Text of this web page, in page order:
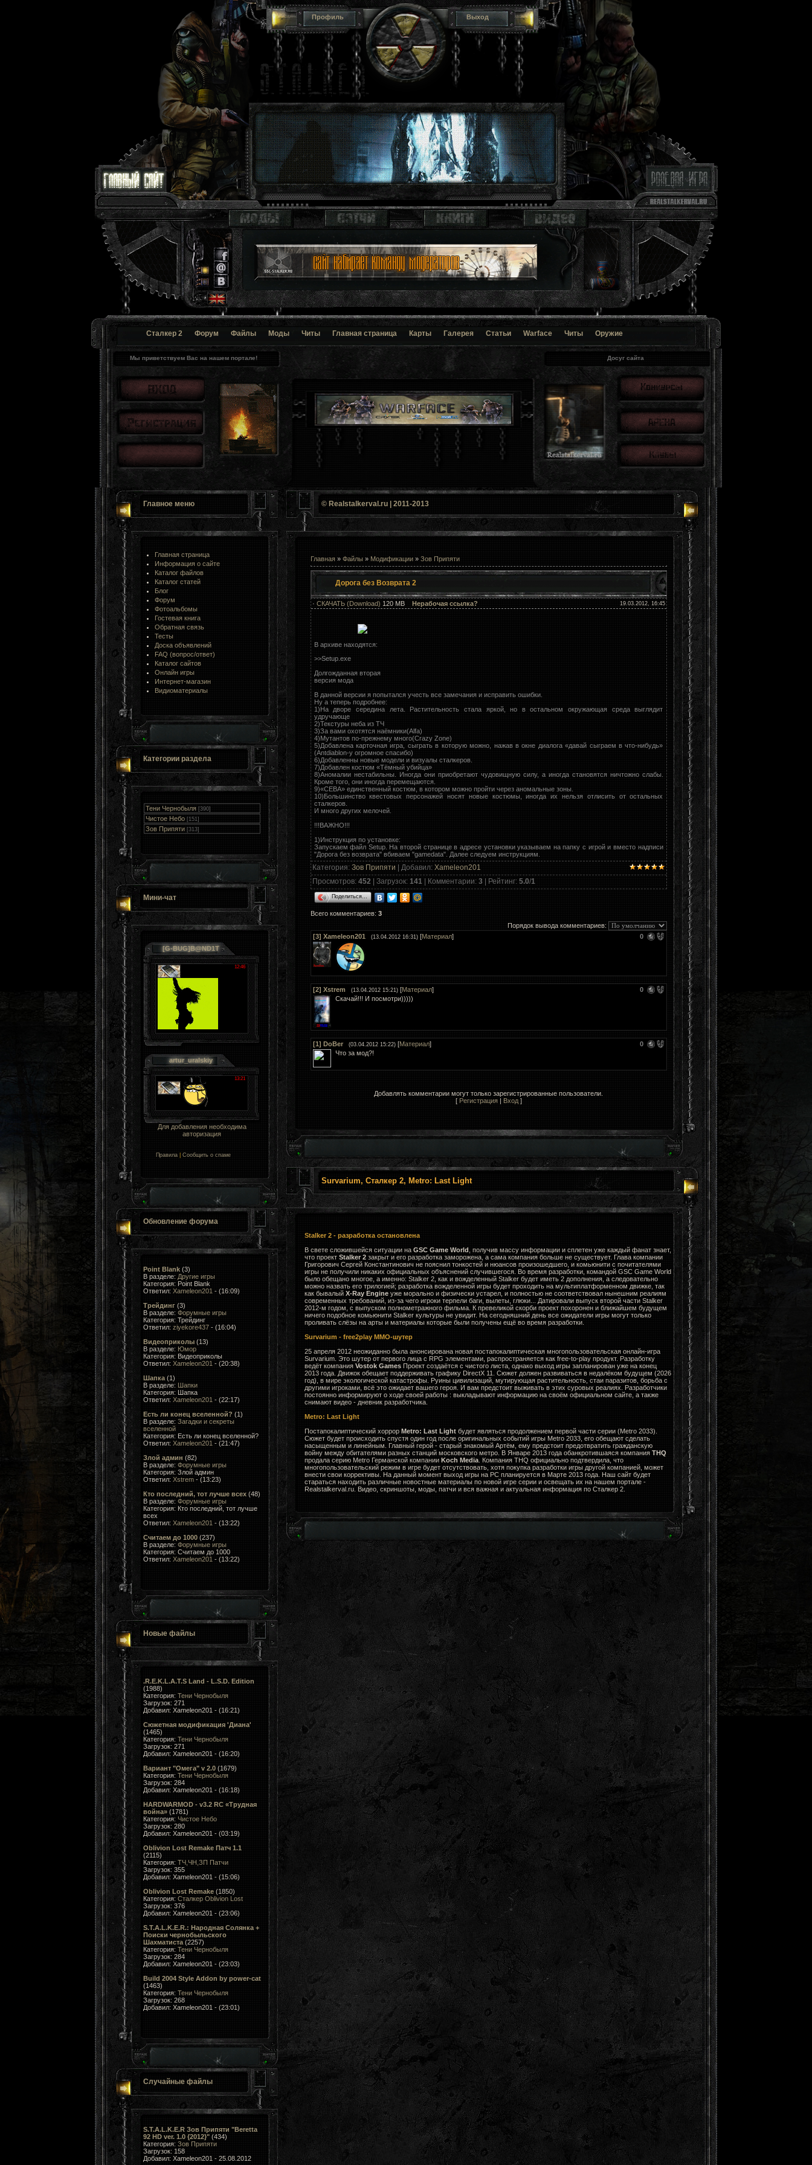
Профиль Выход
Сталкер 2 Форум Файлы Моды Читы Главная страница Карты Галерея Статьи Warface Читы Оружие
Досуг сайта
Мы приветствуем Вас на нашем портале!
Главное меню
Главная страница
Информация о сайте
Каталог файлов
Каталог статей
Блог
Форум
Фотоальбомы
Гостевая книга
Обратная связь
Тесты
Доска объявлений
FAQ (вопрос/ответ)
Каталог сайтов
Онлайн игры
Интернет-магазин
Видиоматериалы
Категории раздела
Тени Чернобыля [390]
Чистое Небо [151]
Зов Припяти [313]
Мини-чат
Для добавления необходима
авторизация
Правила| Сообщить о спаме
Обновление форума
Point Blank(3)
В разделе: Другие игры
Категория: Point Blank
Ответил: Xameleon201 - (16:09)
Трейдинг(3)
В разделе: Форумные игры
Категория: Трейдинг
Ответил: ziyekore437- (16:04)
Видеоприколы(13)
В разделе: Юмор
Категория: Видеоприколы
Ответил: Xameleon201 - (20:38)
Шапка(1)
В разделе: Шапки
Категория: Шапка
Ответил: Xameleon201 - (22:17)
Есть ли конец вселенной? (1)
В разделе: Загадки и секреты
вселенной
Категория: Есть ли конец вселенной?
Ответил: Xameleon201 - (21:47)
Злой админ (82)
В разделе: Форумные игры
Категория: Злой админ
Ответил: Xstrem- (13:23)
Кто последний, тот лучше всеx(48)
В разделе: Форумные игры
Категория: Кто последний, тот лучше
всеx
Ответил: Xameleon201 - (13:22)
Считаем до 1000(237)
В разделе: Форумные игры
Категория: Считаем до 1000
Ответил: Xameleon201 - (13:22)
Новые файлы
.R.E.K.L.A.T.S Land - L.S.D. Edition
(1988)
Категория: Тени Чернобыля
Загрузок: 271
Добавил: Xameleon201 - (16:21)
Сюжетная модификация 'Диана'
(1465)
Категория: Тени Чернобыля
Загрузок: 271
Добавил: Xameleon201 - (16:20)
Вариант "Омега" v 2.0(1679)
Категория: Тени Чернобыля
Загрузок: 284
Добавил: Xameleon201 - (16:18)
HARDWARMOD - v3.2 RC «Трудная
война»(1781)
Категория: Чистое Небо
Загрузок: 280
Добавил: Xameleon201 - (03:19)
Oblivion Lost Remake Патч 1.1
(2115)
Категория: ТЧ,ЧН,ЗП Патчи
Загрузок: 355
Добавил: Xameleon201 - (15:06)
Oblivion Lost Remake(1850)
Категория: Сталкер Oblivion Lost
Загрузок: 376
Добавил: Xameleon201 - (23:06)
S.T.A.L.K.E.R.: Народная Солянка +
Поиски чернобыльского
Шахматиста(2257)
Категория: Тени Чернобыля
Загрузок: 284
Добавил: Xameleon201 - (23:03)
Build 2004 Style Addon by power-cat
(1463)
Категория: Тени Чернобыля
Загрузок: 268
Добавил: Xameleon201 - (23:01)
Случайные файлы
S.T.A.L.K.E.R Зов Припяти "Beretta
92 HD ver. 1.0 {2012}"(434)
Категория: Зов Припяти
Загрузок: 158
Добавил: Xameleon201 - 25.08.2012
© Realstalkerval.ru | 2011-2013
Главная» Файлы » Модификации» Зов Припяти
Дорога без Возврата 2
· СКАЧАТЬ (Download) 120 МВ Нерабочая ссылка? 19.03.2012, 16:45
В архиве находятся:
>>Setup.exe
Долгожданная вторая
версия мода
В данной версии я попытался учесть все замечания и исправить ошибки.
Ну а теперь подробнее:
1)На дворе середина лета. Растительность стала яркой, но в остальном окружающая среда выглядит
удручающе
2)Текстуры неба из ТЧ
3)За вами охотятся наёмники(Alfa)
4)Мутантов по-прежнему много(Crazy Zone)
5)Добавлена карточная игра, сыграть в которую можно, нажав в окне диалога «давай сыграем в что-нибудь»
(Antdiablon-у огромное спасибо)
6)Добавленны новые модели и визуалы сталкеров.
7)Добавлен костюм «Тёмный убийца»
8)Аномалии нестабильны. Иногда они приобретают чудовищную силу, а иногда становятся ничтожно слабы.
Кроме того, они иногда перемещаются.
9)«СЕВА» единственный костюм, в котором можно пройти через аномальные зоны.
10)Большинство квестовых персонажей носят новые костюмы, иногда их нельзя отлисить от остальных
сталкеров.
И много других мелочей.
!!!ВАЖНО!!!
1)Инструкция по установке:
Запускаем файл Setup. На второй странице в адресе установки указываем на папку с игрой и вместо надписи
"Дорога без возврата" вбиваем "gamedata". Далее следуем инструкциям.
Категория: Зов Припяти | Добавил: Xameleon201
Просмотров: 452 | Загрузок: 141 | Комментарии: 3 | Рейтинг: 5.0/1
Поделиться…
Всего комментариев: 3
Порядок вывода комментариев:
0
[3] Xameleon201 (13.04.2012 16:31)[Материал]
0
[2] Xstrem (13.04.2012 15:21)[Материал]
Скачай!!! И посмотри)))))
0
[1] DoBer (03.04.2012 15:22)[Материал]
Что за мод?!
Добавлять комментарии могут только зарегистрированные пользователи.
[ Регистрация| Вход]
Survarium, Сталкер 2, Metro: Last Light
Stalker 2 - разработка остановлена
В свете сложившейся ситуации на GSC Game World , получив массу информации и сплетен уже каждый фанат знает,
что проект Stalker 2закрыт и его разработка заморожена, а сама компания больше не существует. Глава компании
Григорович Сергей Константинович не пояснил тонкостей и нюансов произошедшего, и комьюнити с почитателями
игры не получили никаких официальных объяснений случившегося. Во время разработки, командой GSC Game World
было обещано многое, а именно: Stalker 2, как и вожделенный Stalker будет иметь 2 дополнения, а следовательно
можно назвать его трилогией; разработка вожделенной игры будет проходить на мультиплатформенном движке, так
как бывалый X-Ray Engineуже морально и физически устарел, и полностью не соответствовал нынешним реалиям
современных требований, из-за чего игроки терпели баги, вылеты, глюки... Датировали выпуск второй части Stalker
2012-м годом, с выпуском полнометражного фильма. К превеликой скорби проект похоронен и ближайшем будущем
ничего подобное комьюнити Stalker культуры не увидит. На сегодняшний день все ожидатели игры могут только
проливать слёзы на арты и материалы которые были получены ещё во время разработки.
Survarium - free2play MMO-шутер
25 апреля 2012 неожиданно была анонсирована новая постапокалиптическая многопользовательская онлайн-игра
Survarium. Это шутер от первого лица с RPG элементами, распространяется как free-to-play продукт. Разработку
ведёт компания Vostok GamesПроект создаётся с чистого листа, однако выход игры запланирован уже на конец
2013 года. Движок обещает поддерживать графику DirectX 11. Сюжет должен развиваться в недалёком будущем (2026
год), в мире экологической катастрофы. Руины цивилизаций, мутирующая растительность, стаи паразитов, борьба с
другими игроками, всё это ожидает вашего героя. И вам предстоит выживать в этих суровых реалиях. Разработчики
постоянно информируют о ходе своей работы : выкладывают информацию на своём официальном сайте, а также
снимают видео - дневник разработчика.
Metro: Last Light
Постапокалиптический хоррор Metro: Last Lightбудет являться продолжением первой части серии (Metro 2033).
Сюжет будет происходить спустя один год после оригинальных событий игры Metro 2033, его обещают сделать
насыщенным и линейным. Главный герой - старый знакомый Артём, ему предстоит предотвратить гражданскую
войну между обитателями разных станций московского метро. В Январе 2013 года обанкротившаяся компания THQ
продала серию Metro Германской компании Koch Media. Компания THQ официально подтвердила, что
многопользовательский режим в игре будет отсутствовать, хотя покупка разработки игры другой компанией, может
внести свои коррективы. На данный момент выход игры на PC планируется в Марте 2013 года. Наш сайт будет
стараться находить различные новостные материалы по новой игре серии и освещать их на нашем портале -
Realstalkerval.ru. Видео, скриншоты, моды, патчи и вся важная и актуальная информация по Сталкер 2.